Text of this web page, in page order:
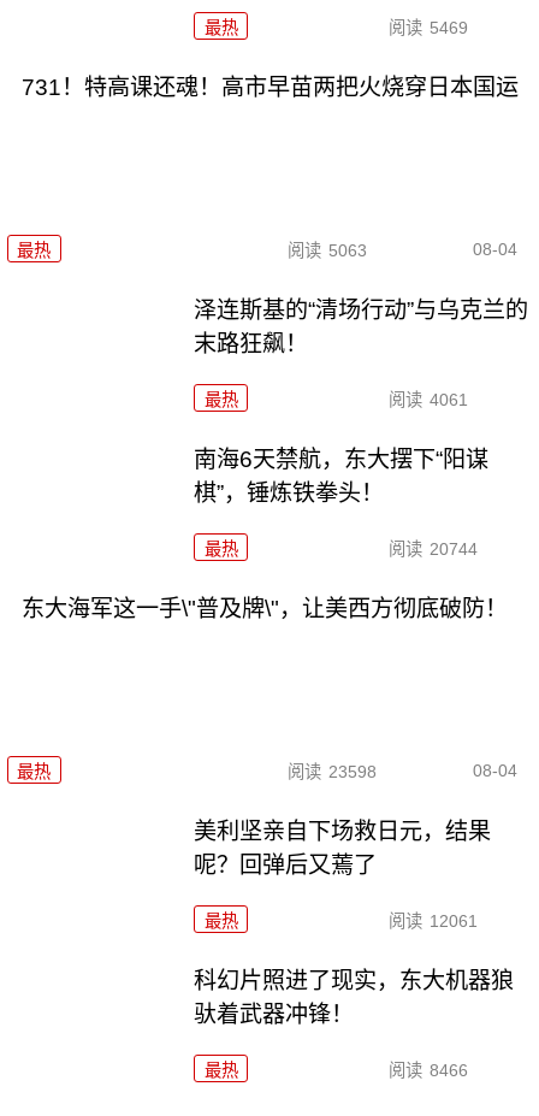
最热 阅读 5469
731！特高课还魂！高市早苗两把火烧穿日本国运
最热 阅读 5063 08-04
泽连斯基的“清场行动”与乌克兰的
末路狂飙！
最热 阅读 4061
南海6天禁航，东大摆下“阳谋
棋”，锤炼铁拳头！
最热 阅读 20744
东大海军这一手\"普及牌\"，让美西方彻底破防！
最热 阅读 23598 08-04
美利坚亲自下场救日元，结果
呢？回弹后又蔫了
最热 阅读 12061
科幻片照进了现实，东大机器狼
驮着武器冲锋！
最热 阅读 8466